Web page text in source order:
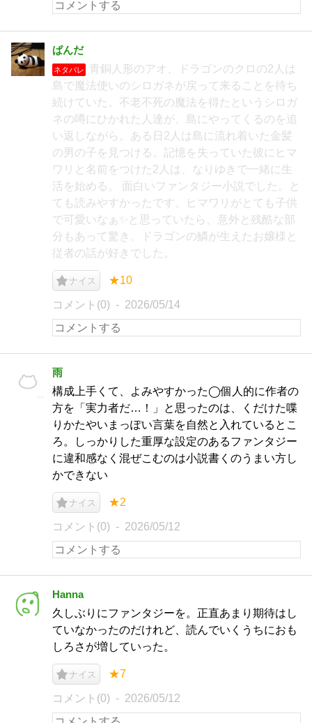
ぱんだ
ネタバレ
青銅人形のアオ、ドラゴンのクロの2人は
島で魔法使いのシロガネが戻って来ることを待ち
続けていた。不老不死の魔法を得たというシロガ
ネの噂にひかれた人達が、島にやってくるのを追
い返しながら。ある日2人は島に流れ着いた金髪
の男の子を見つける。記憶を失っていた彼にヒマ
ワリと名前をつけた2人は、なりゆきで一緒に生
活を始める。 面白いファンタジー小説でした。と
ても読みやすかったです。ヒマワリがとても子供
で可愛いなぁ✨と思っていたら、意外と残酷な部
分もあって驚き。ドラゴンの鱗が生えたお嬢様と
従者の話が好きでした。
ナイス ★10
コメント(0) 2026/05/14
雨
構成上手くて、よみやすかった◯個人的に作者の
方を「実力者だ…！」と思ったのは、くだけた喋
りかたやいまっぽい言葉を自然と入れているとこ
ろ。しっかりした重厚な設定のあるファンタジー
に違和感なく混ぜこむのは小説書くのうまい方し
かできない
ナイス ★2
コメント(0) 2026/05/12
Hanna
久しぶりにファンタジーを。正直あまり期待はし
ていなかったのだけれど、読んでいくうちにおも
しろさが増していった。
ナイス ★7
コメント(0) 2026/05/12